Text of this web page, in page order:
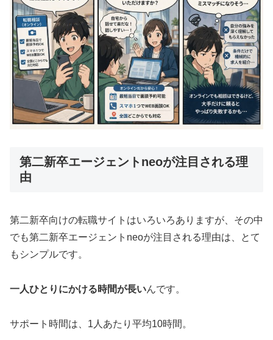
第二新卒エージェントneoが注目される理
由
第二新卒向けの転職サイトはいろいろありますが、その中
でも第二新卒エージェントneoが注目される理由は、とて
もシンプルです。
一人ひとりにかける時間が長いんです。
サポート時間は、1人あたり平均10時間。